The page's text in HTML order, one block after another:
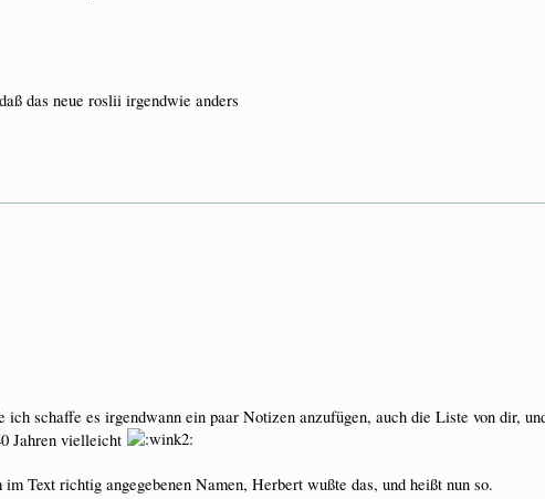
das neue roslii irgendwie anders
schaffe es irgendwann ein paar Notizen anzufügen, auch die Liste von dir,
Jahren vielleicht
im Text richtig angegebenen Namen, Herbert wußte das, und heißt nun so.